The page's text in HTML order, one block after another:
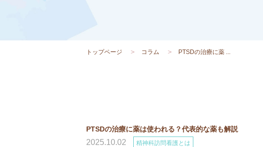
トップページ コラム PTSDの治療に薬 ...
PTSDの治療に薬は使われる？代表的な薬も解説
2025.10.02 精神科訪問看護とは